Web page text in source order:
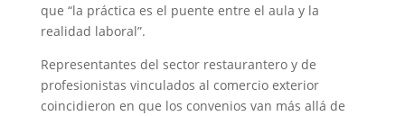
que “la práctica es el puente entre el aula y la
realidad laboral”.
Representantes del sector restaurantero y de
profesionistas vinculados al comercio exterior
coincidieron en que los convenios van más allá de